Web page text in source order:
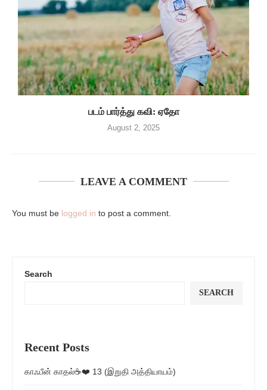
படம் பார்த்து கவி: ஏதோ
August 2, 2025
LEAVE A COMMENT
You must be logged in to post a comment.
Search
SEARCH
Recent Posts
காஃபீன் காதல்☕❤️ 13 (இறுதி அத்தியாயம்)